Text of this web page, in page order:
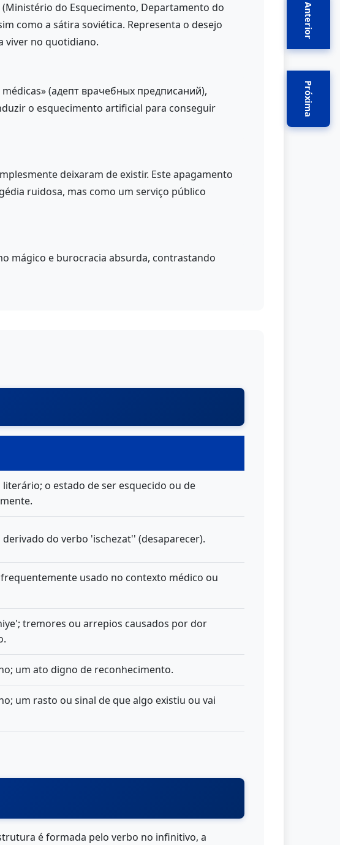
Anterior
Próxima
do Esquecimento, Departamento do
como a sátira soviética. Representa o desejo
viver no quotidiano.
(адепт врачебных предписаний),
o esquecimento artificial para conseguir
deixaram de existir. Este apagamento
ruidosa, mas como um serviço público
mágico e burocracia absurda, contrastando
o estado de ser esquecido ou de
do verbo 'ischezat'' (desaparecer).
usado no contexto médico ou
tremores ou arrepios causados por dor
um ato digno de reconhecimento.
um rasto ou sinal de que algo existiu ou vai
é formada pelo verbo no infinitivo, a